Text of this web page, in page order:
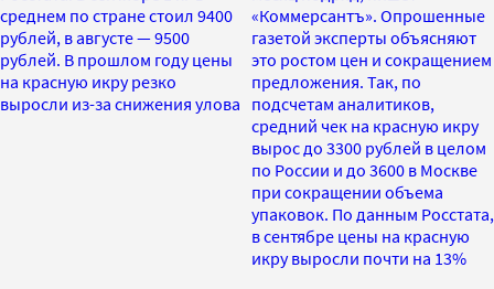
среднем по стране стоил 9400
рублей, в августе — 9500
рублей. В прошлом году цены
на красную икру резко
выросли из-за снижения улова
«Коммерсантъ». Опрошенные
газетой эксперты объясняют
это ростом цен и сокращением
предложения. Так, по
подсчетам аналитиков,
средний чек на красную икру
вырос до 3300 рублей в целом
по России и до 3600 в Москве
при сокращении объема
упаковок. По данным Росстата,
в сентябре цены на красную
икру выросли почти на 13%